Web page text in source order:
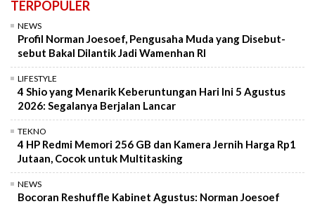
TERPOPULER
NEWS
Profil Norman Joesoef, Pengusaha Muda yang Disebut-
sebut Bakal Dilantik Jadi Wamenhan RI
LIFESTYLE
4 Shio yang Menarik Keberuntungan Hari Ini 5 Agustus
2026: Segalanya Berjalan Lancar
TEKNO
4 HP Redmi Memori 256 GB dan Kamera Jernih Harga Rp1
Jutaan, Cocok untuk Multitasking
NEWS
Bocoran Reshuffle Kabinet Agustus: Norman Joesoef